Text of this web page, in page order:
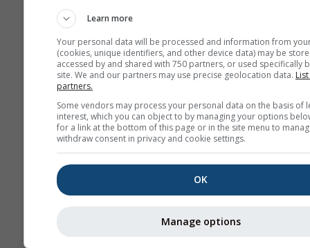
Gesundheit haben kann.
NO₂ kann
gegenüber
reduzieren
NO₂ kann Probleme wie
Husten, Erkältungen,
Bronchitis verursachen
viertes Diagramm, welches
Learn more
Your personal data will be processed and information from
(cookies, unique identifiers, and other device data) may be
accessed by and shared with 750 partners, or used specifically
site. We and our partners may use precise geolocation data.
partners.
Some vendors may process your personal data on the basis of
interest, which you can object to by managing your options
for a link at the bottom of this page or in the site menu to
withdraw consent in privacy and cookie settings.
OK
Manage options